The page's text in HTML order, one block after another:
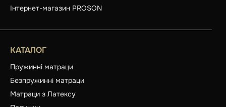
Інтернет-магазин PROSON
КАТАЛОГ
Пружинні матраци
Безпружинні матраци
Матраци з Латексу